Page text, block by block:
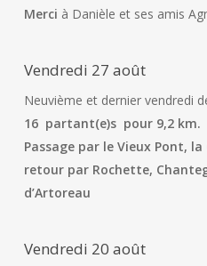
Merci à Danièle et ses amis
Vendredi 27 août
Neuvième et dernier vendredi
16 partant(e)s pour 9,2 km.
Passage par le Vieux Pont,
retour par Rochette,
d’Artoreau
Vendredi 20 août